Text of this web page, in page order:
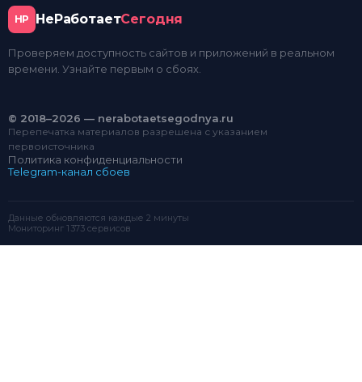
НР НеРаботаетСегодня
Проверяем доступность сайтов и приложений в реальном
времени. Узнайте первым о сбоях.
© 2018–2026 — nerabotaetsegodnya.ru
Перепечатка материалов разрешена с указанием
первоисточника
Политика конфиденциальности
Telegram-канал сбоев
Данные обновляются каждые 2 минуты
Мониторинг 1 373 сервисов